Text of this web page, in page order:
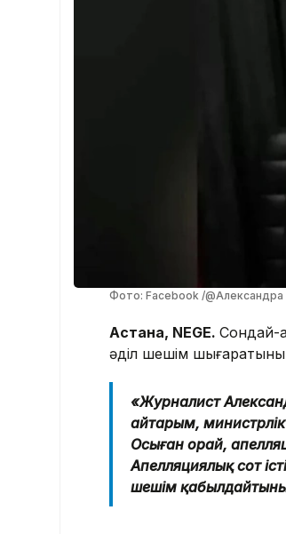
Фото: Facebook /@Александра
Астана, NEGE. Сондай-
әділ шешім
«Журналист
айтарым,
Осыған орай,
Апелляциялық сот
шешім